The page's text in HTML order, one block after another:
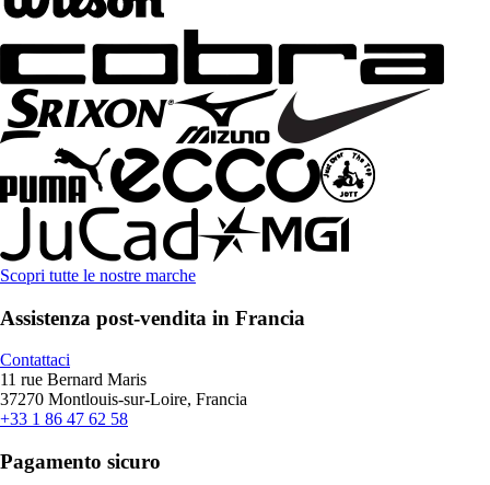
Scopri tutte le nostre marche
Assistenza post-vendita in Francia
Contattaci
11 rue Bernard Maris
37270 Montlouis-sur-Loire, Francia
+33 1 86 47 62 58
Pagamento sicuro